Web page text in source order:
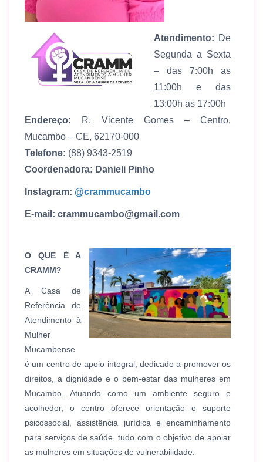
Atendimento: De
Segunda a Sexta
– das 7:00h as
11:00h e das
13:00h as 17:00h
Endereço:
R. Vicente Gomes – Centro,
Mucambo – CE, 62170-000
Telefone: (88) 9343-2519
Coordenadora: Danieli Pinho
Instagram: @crammucambo
E-mail: crammucambo@gmail.com
O QUE É A
CRAMM?
A Casa de
Referência de
Atendimento à
Mulher
Mucambense
é um centro de apoio integral, dedicado a promover os
direitos, a dignidade e o bem-estar das mulheres em
Mucambo. Atuando como um ambiente seguro e
acolhedor, o centro oferece orientação e suporte
psicossocial, assistência jurídica e encaminhamento
para serviços de saúde, tudo com o objetivo de apoiar
as mulheres em situações de vulnerabilidade.